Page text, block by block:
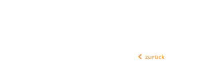
zurück